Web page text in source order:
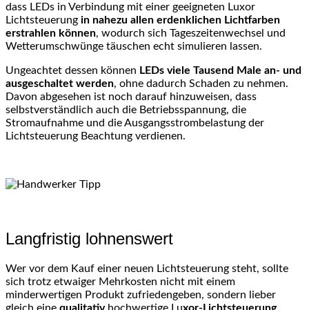
dass LEDs in Verbindung mit einer geeigneten Luxor
Lichtsteuerung in nahezu allen erdenklichen Lichtfarben
erstrahlen können, wodurch sich Tageszeitenwechsel und
Wetterumschwünge täuschen echt simulieren lassen.
Ungeachtet dessen können LEDs viele Tausend Male an- und
ausgeschaltet werden, ohne dadurch Schaden zu nehmen.
Davon abgesehen ist noch darauf hinzuweisen, dass
selbstverständlich auch die Betriebsspannung, die
Stromaufnahme und die Ausgangsstrombelastung der
Lichtsteuerung Beachtung verdienen.
Langfristig lohnenswert
Wer vor dem Kauf einer neuen Lichtsteuerung steht, sollte
sich trotz etwaiger Mehrkosten nicht mit einem
minderwertigen Produkt zufriedengeben, sondern lieber
gleich eine qualitativ hochwertige Luxor-Lichtsteuerung